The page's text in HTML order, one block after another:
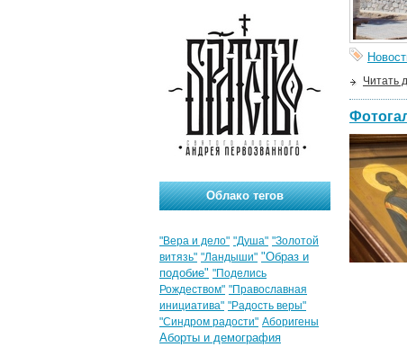
Читать
Облако тегов
"Вера и дело" "Душа" "Золотой
витязь" "Ландыши" "Образ и
подобие" "Поделись
Рождеством" "Православная
инициатива" "Радость веры"
"Синдром радости" Аборигены
Аборты и демография